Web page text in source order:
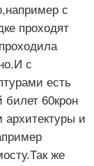
с
проходят
с
есть
60крон
и
же